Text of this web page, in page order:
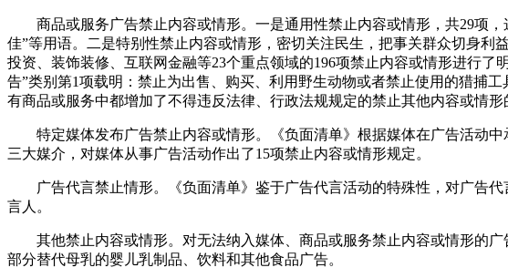
商品或服务广告禁止内容或情形。一是通用性禁止内容或情形，共29项，
佳”等用语。二是特别性禁止内容或情形，密切关注民生，把事关群众切身
投资、装饰装修、互联网金融等23个重点领域的196项禁止内容或情形进行
告”类别第1项载明：禁止为出售、购买、利用野生动物或者禁止使用的猎捕
有商品或服务中都增加了不得违反法律、行政法规规定的禁止其他内容或情形
特定媒体发布广告禁止内容或情形。《负面清单》根据媒体在广告活动中
三大媒介，对媒体从事广告活动作出了15项禁止内容或情形规定。
广告代言禁止情形。《负面清单》鉴于广告代言活动的特殊性，对广告代
言人。
其他禁止内容或情形。对无法纳入媒体、商品或服务禁止内容或情形的广
部分替代母乳的婴儿乳制品、饮料和其他食品广告。